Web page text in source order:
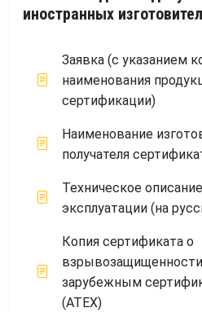
иностранных
Заявка (с указанием
наименования
сертификации)
Наименование
получателя
Техническое
эксплуатации (на
Копия сертификата о
зарубежным
(АТЕХ)